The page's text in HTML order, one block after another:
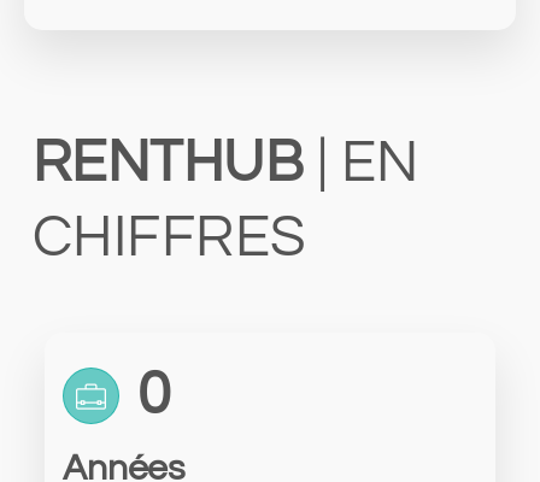
RENTHUB | EN
CHIFFRES
0
Années